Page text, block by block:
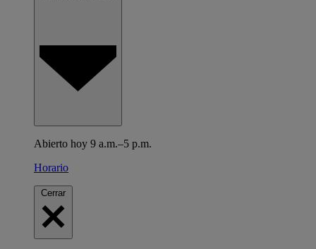
Abierto hoy 9 a.m.–5 p.m.
Horario
Cerrar